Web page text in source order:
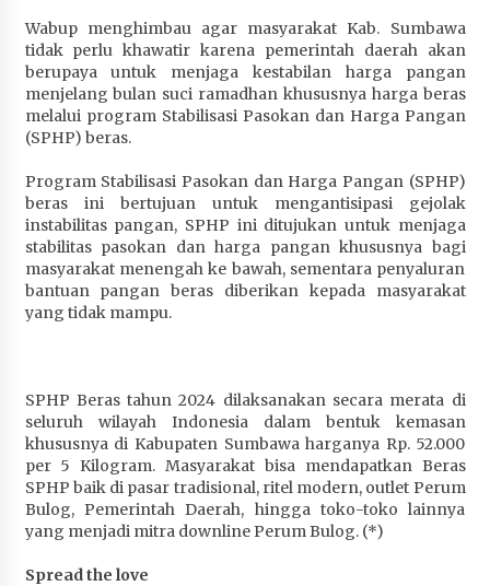
Bupati Sumbawa Lepas 487 Atlet dari Berbagai
Cabor yang Akan Berjuang pada PORPROV XII
NTB 2026
4 minggu ago
BAZNAS Kabupaten Sumbawa Salurkan Bantuan
Santong
4 minggu ago
Dosen UTS Siap Kembangkan Inovasi Lewat
Pelatihan PDPP 2026 Bali
4 minggu ago
Kepolisian yang Profesional
4 minggu ago
Capaian Program Pemerintah Kabupaten
Sumbawa Terus Dirasakan Masyarakat
4 minggu ago
Wabup menghimbau agar masyarakat Kab. Sumbawa
tidak perlu khawatir karena pemerintah daerah akan
berupaya untuk menjaga kestabilan harga pangan
menjelang bulan suci ramadhan khususnya harga beras
melalui program Stabilisasi Pasokan dan Harga Pangan
(SPHP) beras.
Program Stabilisasi Pasokan dan Harga Pangan (SPHP)
beras ini bertujuan untuk mengantisipasi gejolak
instabilitas pangan, SPHP ini ditujukan untuk menjaga
stabilitas pasokan dan harga pangan khususnya bagi
masyarakat menengah ke bawah, sementara penyaluran
bantuan pangan beras diberikan kepada masyarakat
yang tidak mampu.
SPHP Beras tahun 2024 dilaksanakan secara merata di
seluruh wilayah Indonesia dalam bentuk kemasan
khususnya di Kabupaten Sumbawa harganya Rp. 52.000
per 5 Kilogram. Masyarakat bisa mendapatkan Beras
SPHP baik di pasar tradisional, ritel modern, outlet Perum
Bulog, Pemerintah Daerah, hingga toko-toko lainnya
yang menjadi mitra downline Perum Bulog. (*)
Spread the love